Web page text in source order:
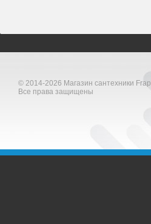
© 2014-2026 Магазин сантехники Frap
Все права защищены